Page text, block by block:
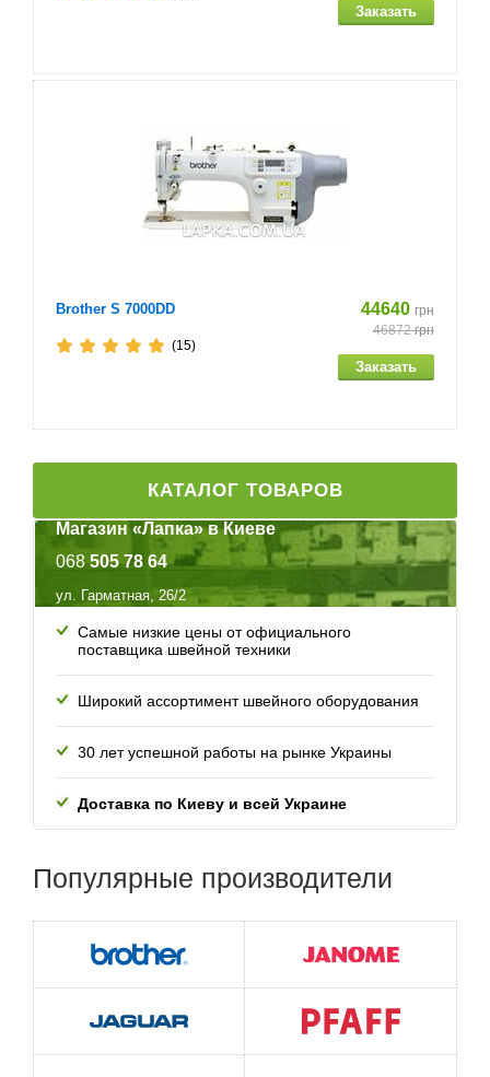
Brother S 7000DD 44640 грн
46872грн
(15)
КАТАЛОГ ТОВАРОВ
Магазин «Лапка» в Киеве
068 505 78 64
ул. Гарматная, 26/2
Самые низкие цены от официального
поставщика швейной техники
Широкий ассортимент швейного оборудования
30 лет успешной работы на рынке Украины
Доставка по Киеву и всей Украине
Популярные производители